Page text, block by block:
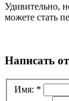
Удивительно,
можете стать
Написать
Имя: *